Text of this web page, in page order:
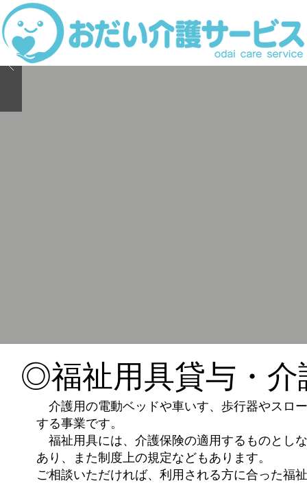
​◎福祉用具貸与・介
介護用の電動ベッドや車いす、歩行器やスロ
する事業です。
福祉用具には、介護保険の適用するものとし
あり、また制度上の規定などもあります。
ご相談いただければ、利用される方に合った福